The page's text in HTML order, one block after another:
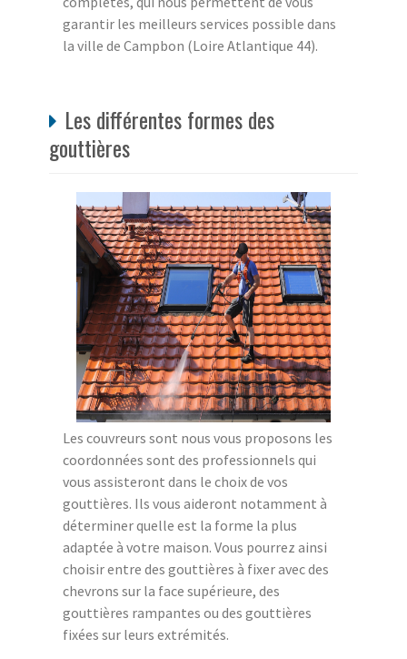
garantir les meilleurs services possible dans
la ville de Campbon (Loire Atlantique 44).
Les différentes formes des
gouttières
Les couvreurs sont nous vous proposons les
coordonnées sont des professionnels qui
vous assisteront dans le choix de vos
gouttières. Ils vous aideront notamment à
déterminer quelle est la forme la plus
adaptée à votre maison. Vous pourrez ainsi
choisir entre des gouttières à fixer avec des
chevrons sur la face supérieure, des
gouttières rampantes ou des gouttières
fixées sur leurs extrémités.